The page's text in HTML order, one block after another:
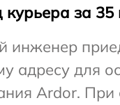
курьера за 35
инженер
адресу для
Ardor. При